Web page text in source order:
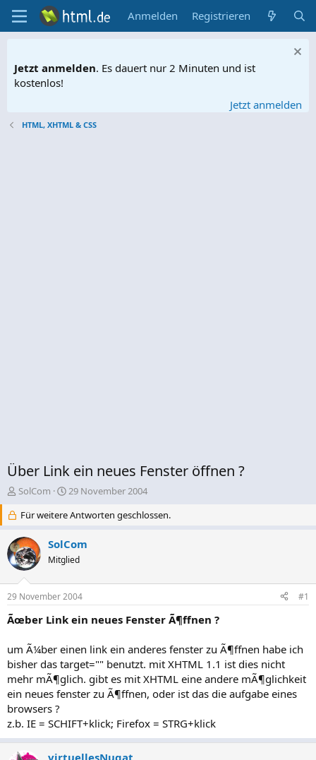
Anmelden Registrieren
Jetzt anmelden. Es dauert nur 2 Minuten und ist
kostenlos!
Jetzt anmelden
HTML, XHTML & CSS
Über Link ein neues Fenster öffnen ?
E
s
e
l
l
e
r
SolCom
E
s
e
l
l
a
m
29 November 2004
Für weitere Antworten geschlossen.
SolCom
Mitglied
29 November 2004 #1
Ãœber Link ein neues Fenster Ã¶ffnen ?
um Ã¼ber einen link ein anderes fenster zu Ã¶ffnen habe ich
bisher das target="" benutzt. mit XHTML 1.1 ist dies nicht
mehr mÃ¶glich. gibt es mit XHTML eine andere mÃ¶glichkeit
ein neues fenster zu Ã¶ffnen, oder ist das die aufgabe eines
browsers ?
z.b. IE = SCHIFT+klick; Firefox = STRG+klick
virtuellesNugat